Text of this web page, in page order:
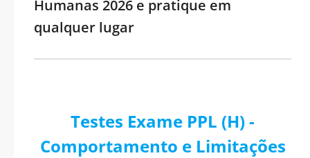
Humanas 2026 e pratique em
qualquer lugar
Testes Exame PPL (H) -
Comportamento e Limitações